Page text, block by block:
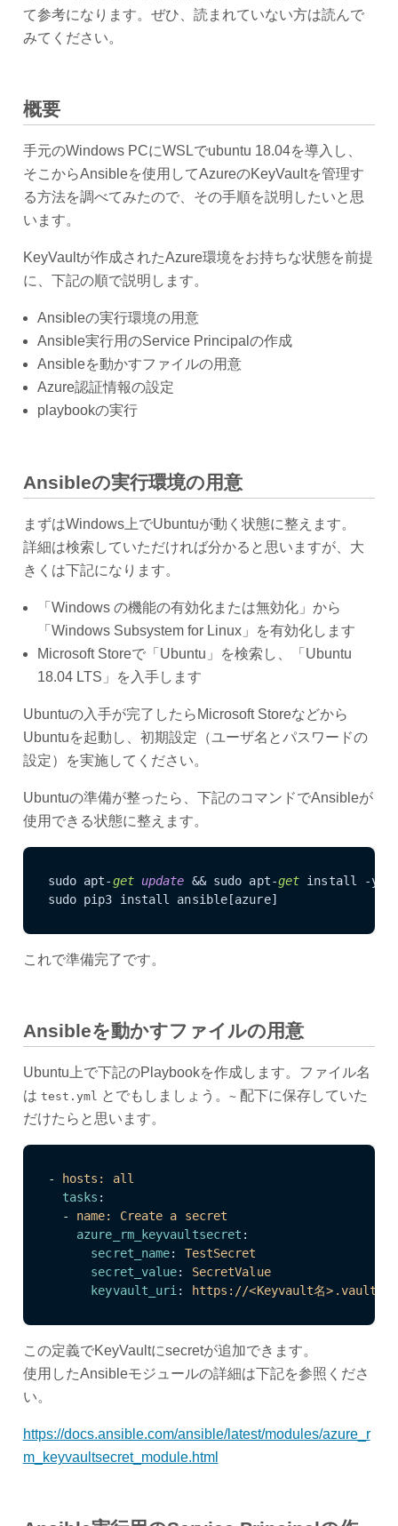
て参考になります。ぜひ、読まれていない方は読んで
みてください。
概要
手元のWindows PCにWSLでubuntu 18.04を導入し、
そこからAnsibleを使用してAzureのKeyVaultを管理す
る方法を調べてみたので、その手順を説明したいと思
います。
KeyVaultが作成されたAzure環境をお持ちな状態を前提
に、下記の順で説明します。
Ansibleの実行環境の用意
Ansible実行用のService Principalの作成
Ansibleを動かすファイルの用意
Azure認証情報の設定
playbookの実行
Ansibleの実行環境の用意
まずはWindows上でUbuntuが動く状態に整えます。
詳細は検索していただければ分かると思いますが、大
きくは下記になります。
「Windows の機能の有効化または無効化」から
「Windows Subsystem for Linux」を有効化します
Microsoft Storeで「Ubuntu」を検索し、「Ubuntu
18.04 LTS」を入手します
Ubuntuの入手が完了したらMicrosoft Storeなどから
Ubuntuを起動し、初期設定（ユーザ名とパスワードの
設定）を実施してください。
Ubuntuの準備が整ったら、下記のコマンドでAnsibleが
使用できる状態に整えます。
sudo apt-get update && sudo apt-get install -y
sudo pip3 install ansible[azure]
これで準備完了です。
Ansibleを動かすファイルの用意
Ubuntu上で下記のPlaybookを作成します。ファイル名
は test.yml とでもしましょう。 ~配下に保存していた
だけたらと思います。
-
hosts: all
tasks :
-
name: Create a secret
azure_rm_keyvaultsecret :
secret_name:
TestSecret
secret_value:
SecretValue
keyvault_uri : https://<Keyvault名
この定義でKeyVaultにsecretが追加できます。
使用したAnsibleモジュールの詳細は下記を参照くださ
い。
https://docs.ansible.com/ansible/latest/modules/azure_r
m_keyvaultsecret_module.html